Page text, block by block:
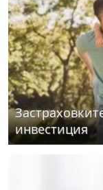
инвестиция